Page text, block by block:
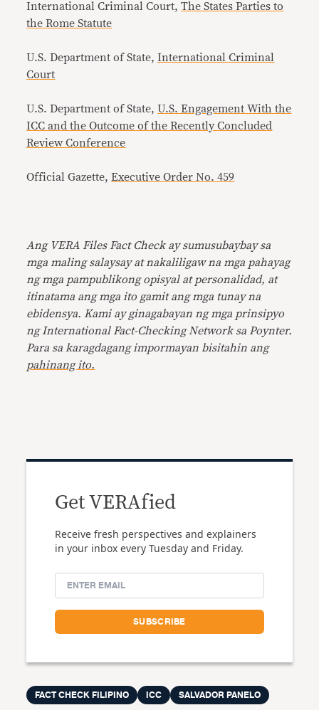
International Criminal Court,The States Parties to
the Rome Statute
U.S. Department of State,International Criminal
Court
U.S. Department of State,U.S. Engagement With the
ICC and the Outcome of the Recently Concluded
Review Conference
Official Gazette,Executive Order No. 459
Ang VERA Files Fact Check ay sumusubaybay sa
mga maling salaysay at nakaliligaw na mga pahayag
ng mga pampublikong opisyal at personalidad, at
itinatama ang mga ito gamit ang mga tunay na
ebidensya. Kami ay ginagabayan ng mga prinsipyo
ng International Fact-Checking Network sa Poynter.
Para sa karagdagang impormayan bisitahin ang
pahinang ito.
Get VERAfied
Receive fresh perspectives and explainers
in your inbox every Tuesday and Friday.
FACT CHECK FILIPINO ICC SALVADOR PANELO